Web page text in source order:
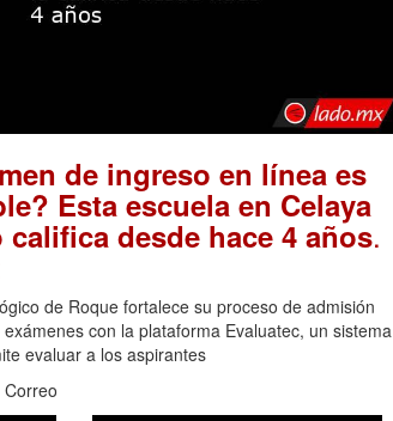
de ingreso en línea es
Esta escuela en Celaya
califica desde hace 4 años.
de Roque fortalece su proceso de admisión
exámenes con la plataforma Evaluatec, un sistema
evaluar a los aspirantes
Correo